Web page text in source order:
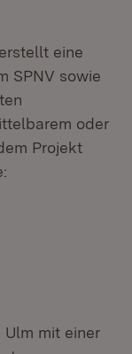
eine
SPNV sowie
oder
Projekt
mit einer